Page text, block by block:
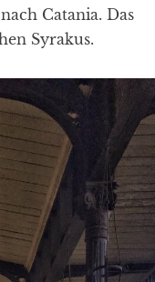
Catania. Das
Syrakus.